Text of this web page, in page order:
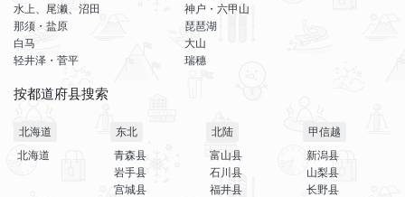
水上、尾濑、沼田
那须・盐原
白马
轻井泽・菅平
神户・六甲山
琵琶湖
大山
瑞穗
按都道府县搜索
北海道
北海道
东北
青森县
岩手县
宫城县
北陆
富山县
石川县
福井县
甲信越
新潟县
山梨县
长野县